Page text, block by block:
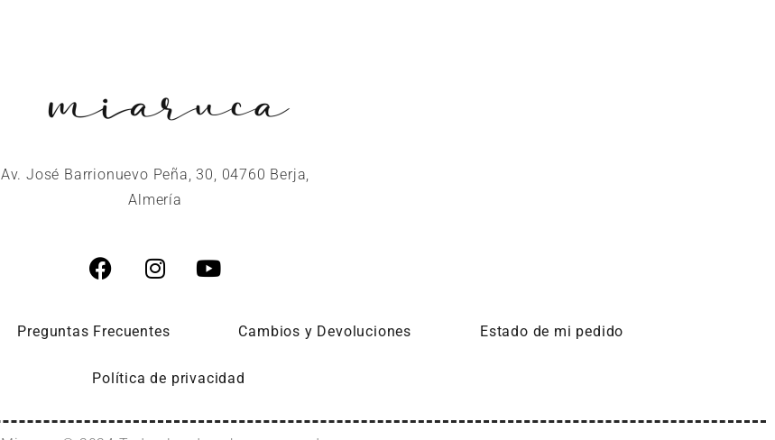
Av. José Barrionuevo Peña, 30, 04760 Berja,
Almería
Preguntas Frecuentes Cambios y Devoluciones Estado de mi pedido
Política de privacidad